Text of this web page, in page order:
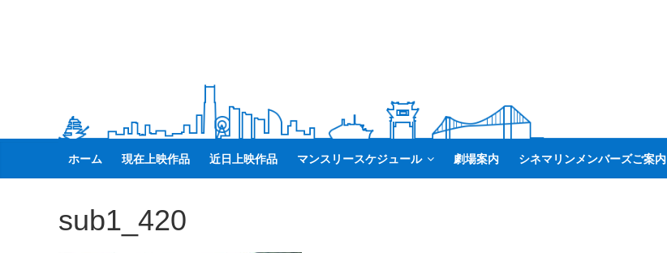
リ
ン
た
ホーム 現在上映作品 近日上映作品 マンスリースケジュール 劇場案内 シネマリンメンバーズご案内
sub1_420